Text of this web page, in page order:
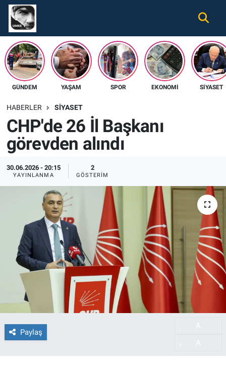
GÜNDEM YAŞAM SPOR EKONOMI SIYASET
HABERLER SIYASET
CHP'de 26 İl Başkanı
görevden alındı
30.06.2026 - 20:15
YAYINLANMA
2
GÖSTERIM
Paylaş
Gündem
Ekonomi
Spor
Tüm Haberler
İletişim
Künye
Nöbetçi Eczaneler
Hava Durumu
Namaz Vakitleri
Süper Lig Puan Durumu ve Fikstür
Tüm Manşetler
Son Dakika Haberleri
Haber Arşivi